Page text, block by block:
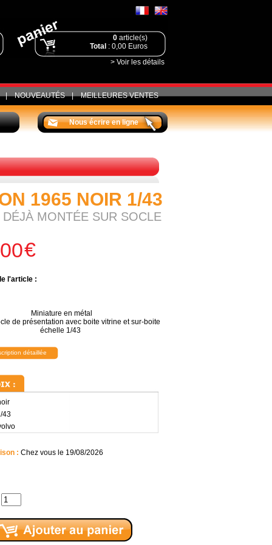
0 article(s)
Total : 0,00 Euros
> Voir les détails
| NOUVEAUTÉS | MEILLEURES VENTES
Nous écrire en ligne
1965 NOIR 1/43
MONTÉE SUR SOCLE
€
l'article :
Miniature en métal
de présentation avec boite vitrine et sur-boite
échelle 1/43
détaillée
43
: Chez vous le 19/08/2026